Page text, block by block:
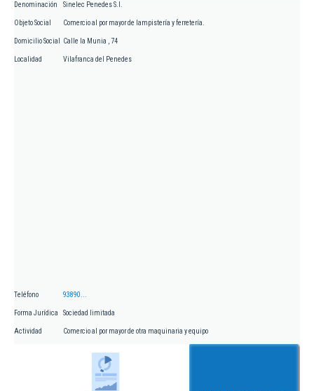
Denominación Sinelec Penedes S.l.
Objeto Social Comercio al por mayor de lampistería y ferretería.
Domicilio Social Calle la Munia , 74
Localidad Vilafranca del Penedes
Teléfono 93890...
Forma Jurídica Sociedad limitada
Actividad Comercio al por mayor de otra maquinaria y equipo